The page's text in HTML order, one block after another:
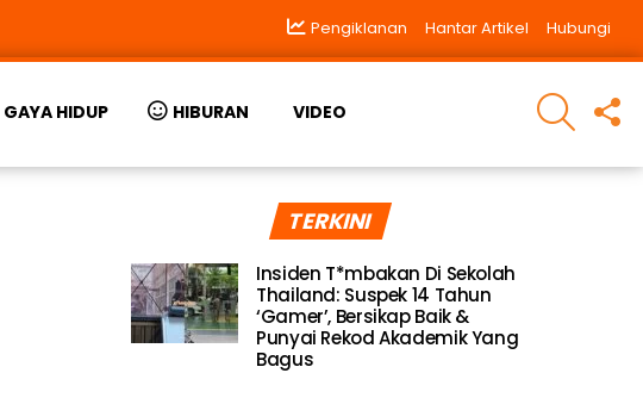
Pengiklanan Hantar Artikel Hubungi
GAYA HIDUP HIBURAN VIDEO
SEARCH
TERKINI
Insiden T*mbakan Di Sekolah
Thailand: Suspek 14 Tahun
‘Gamer’, Bersikap Baik &
Punyai Rekod Akademik Yang
Bagus